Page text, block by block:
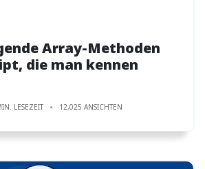
Array-Methoden
die man kennen
LESEZEIT 12,025 ANSICHTEN